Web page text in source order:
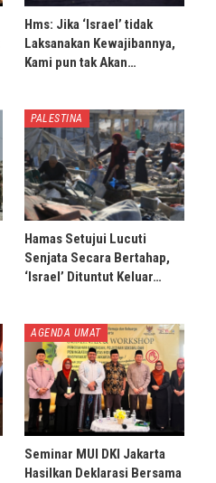
Hms: Jika ‘Israel’ tidak
Laksanakan Kewajibannya,
Kami pun tak Akan…
PALESTINA
Hamas Setujui Lucuti
Senjata Secara Bertahap,
‘Israel’ Dituntut Keluar…
AGENDA UMAT
Seminar MUI DKI Jakarta
Hasilkan Deklarasi Bersama